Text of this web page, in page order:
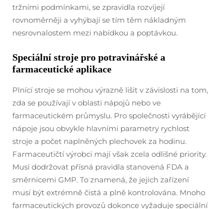
tržními podmínkami, se zpravidla rozvíjejí
rovnoměrněji a vyhýbají se tím těm nákladným
nesrovnalostem mezi nabídkou a poptávkou.
Speciální stroje pro potravinářské a
farmaceutické aplikace
Plnící stroje se mohou výrazně lišit v závislosti na tom,
zda se používají v oblasti nápojů nebo ve
farmaceutickém průmyslu. Pro společnosti vyrábějící
nápoje jsou obvykle hlavními parametry rychlost
stroje a počet naplněných plechovek za hodinu.
Farmaceutičtí výrobci mají však zcela odlišné priority.
Musí dodržovat přísná pravidla stanovená FDA a
směrnicemi GMP. To znamená, že jejich zařízení
musí být extrémně čistá a plně kontrolována. Mnoho
farmaceutických provozů dokonce vyžaduje speciální